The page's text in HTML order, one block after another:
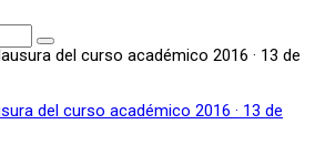
del curso académico 2016 · 13 de